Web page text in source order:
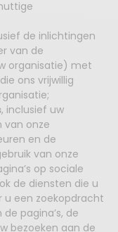
de inlichtingen
van de
organisatie) met
ons vrijwillig
, inclusief uw
van onze
en de
van onze
op sociale
de diensten die u
u een zoekopdracht
pagina’s, de
bezoeken aan de